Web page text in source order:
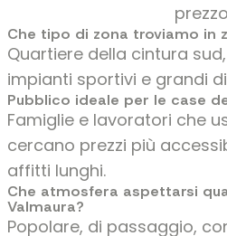
Che tipo di zona troviamo in
Quartiere della cintura
impianti sportivi e grandi
Pubblico ideale per le case
Famiglie e lavoratori che
cercano prezzi più
affitti lunghi.
Che atmosfera aspettarsi
Valmaura?
Popolare, di passaggio,